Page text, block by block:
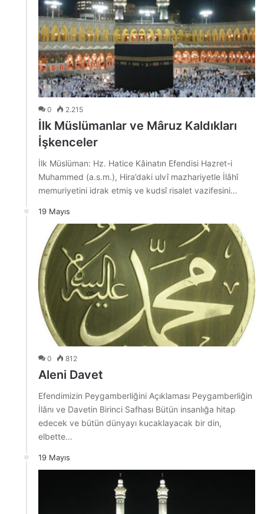
0 2.215
İlk Müslümanlar ve Mâruz Kaldıkları
İşkenceler
İlk Müslüman: Hz. Hatice Kâinatın Efendisi Hazret-i
Muhammed (a.s.m.), Hira’daki ulvî mazhariyetle İlâhî
memuriyetini idrak etmiş ve kudsî risalet vazifesini…
19 Mayıs
0 812
Aleni Davet
Efendimizin Peygamberliğini Açıklaması Peygamberliğin
İlânı ve Davetin Birinci Safhası Bütün insanlığa hitap
edecek ve bütün dünyayı kucaklayacak bir din,
elbette…
19 Mayıs